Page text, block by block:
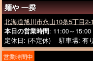
麺や 一揆
北海道旭川市永山10条5丁目2-
本日の営業時間: 11:00～
定休日: (不定休) 駐車場: 有り
営業時間中